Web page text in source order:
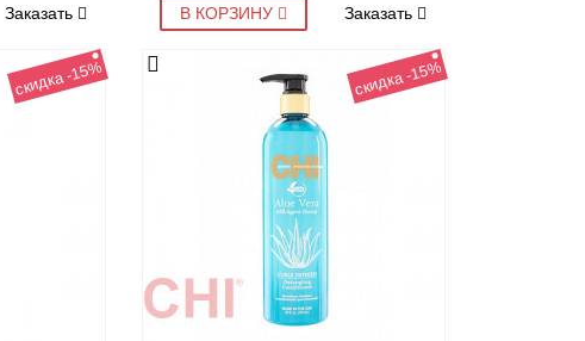
Заказать В КОРЗИНУ Заказать
скидка -15% скидка -15%